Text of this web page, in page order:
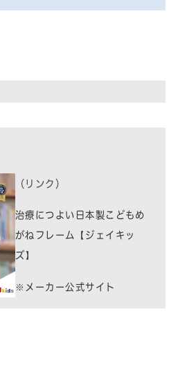
（リンク）
治療につよい日本製こどもめ
がねフレーム【ジェイキッ
ズ】
※メーカー公式サイト